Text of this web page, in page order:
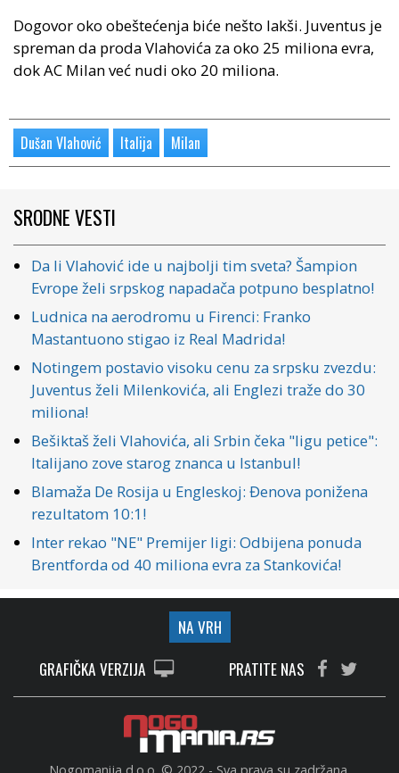
Dogovor oko obeštećenja biće nešto lakši. Juventus je
spreman da proda Vlahovića za oko 25 miliona evra,
dok AC Milan već nudi oko 20 miliona.
Dušan Vlahović Italija Milan
SRODNE VESTI
Da li Vlahović ide u najbolji tim sveta? Šampion
Evrope želi srpskog napadača potpuno besplatno!
Ludnica na aerodromu u Firenci: Franko
Mastantuono stigao iz Real Madrida!
Notingem postavio visoku cenu za srpsku zvezdu:
Juventus želi Milenkovića, ali Englezi traže do 30
miliona!
Bešiktaš želi Vlahovića, ali Srbin čeka "ligu petice":
Italijano zove starog znanca u Istanbul!
Blamaža De Rosija u Engleskoj: Đenova ponižena
rezultatom 10:1!
Inter rekao "NE" Premijer ligi: Odbijena ponuda
Brentforda od 40 miliona evra za Stankovića!
NA VRH
GRAFIČKA VERZIJA
PRATITE NAS